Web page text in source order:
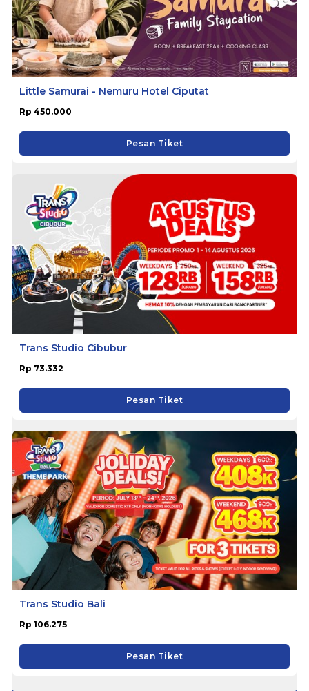
Little Samurai - Nemuru Hotel Ciputat
Rp 450.000
Pesan Tiket
Trans Studio Cibubur
Rp 73.332
Pesan Tiket
Trans Studio Bali
Rp 106.275
Pesan Tiket